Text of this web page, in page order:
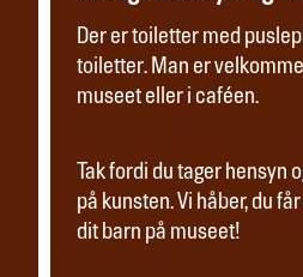
Der er toiletter med
toiletter. Man er
museet eller i caféen.
Tak fordi du tager hensyn
på kunsten. Vi håber, du
dit barn på museet!